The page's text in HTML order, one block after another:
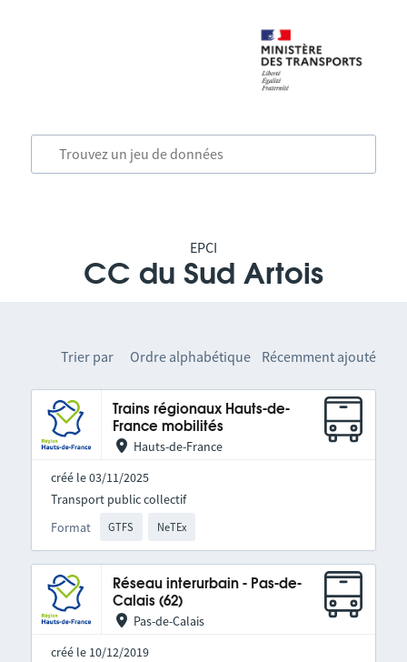
EPCI
CC du Sud Artois
Trier par Ordre alphabétique Récemment ajouté
Trains régionaux Hauts-de-
France mobilités
Hauts-de-France
créé le 03/11/2025
Format GTFS NeTEx
Transport public collectif
Réseau interurbain - Pas-de-
Calais (62)
Pas-de-Calais
créé le 10/12/2019